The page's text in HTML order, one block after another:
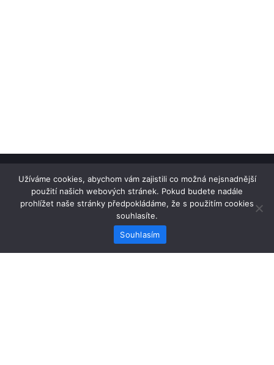
Home
FDM tisk
Obchodní podmínky
Užíváme cookies, abychom vám zajistili co možná nejsnadnější
použití našich webových stránek. Pokud budete nadále
prohlížet naše stránky předpokládáme, že s použitím cookies
souhlasíte.
Souhlasím